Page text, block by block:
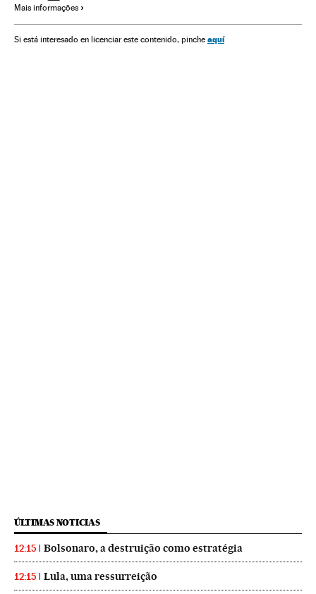
Mais informações
Si está interesado en licenciar este contenido, pinche aquí
ÚLTIMAS NOTICIAS
12:15 Bolsonaro, a destruição como estratégia
12:15 Lula, uma ressurreição